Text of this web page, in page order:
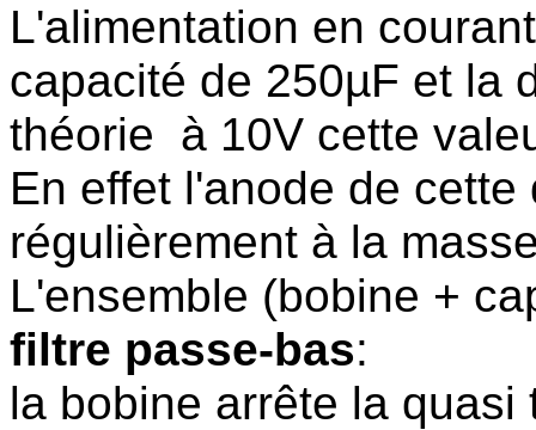
L'alimentation en
capacité de 250µF et la
théorie à 10V cette
En effet l'anode de
régulièrement à la
L'ensemble (bobine +
filtre passe-bas:
la bobine arrête la